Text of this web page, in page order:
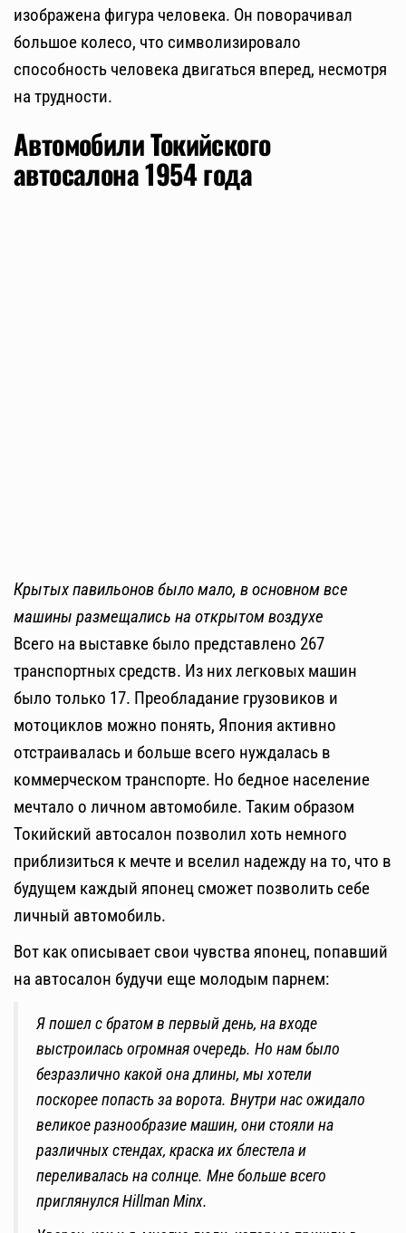
изображена фигура человека. Он поворачивал
большое колесо, что символизировало
способность человека двигаться вперед, несмотря
на трудности.
Автомобили Токийского
автосалона 1954 года
Крытых павильонов было мало, в основном все
машины размещались на открытом воздухе
Всего на выставке было представлено 267
транспортных средств. Из них легковых машин
было только 17. Преобладание грузовиков и
мотоциклов можно понять, Япония активно
отстраивалась и больше всего нуждалась в
коммерческом транспорте. Но бедное население
мечтало о личном автомобиле. Таким образом
Токийский автосалон позволил хоть немного
приблизиться к мечте и вселил надежду на то, что в
будущем каждый японец сможет позволить себе
личный автомобиль.
Вот как описывает свои чувства японец, попавший
на автосалон будучи еще молодым парнем:
Я пошел с братом в первый день, на входе
выстроилась огромная очередь. Но нам было
безразлично какой она длины, мы хотели
поскорее попасть за ворота. Внутри нас ожидало
великое разнообразие машин, они стояли на
различных стендах, краска их блестела и
переливалась на солнце. Мне больше всего
приглянулся Hillman Minx.